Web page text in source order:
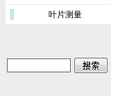
叶片测量